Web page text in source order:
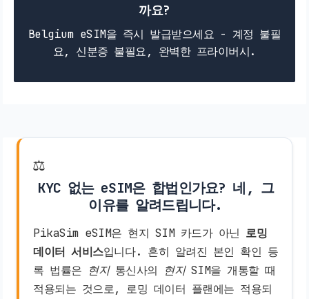
까요?
Belgium eSIM을 즉시 발급받으세요 - 계정 불필
요, 신분증 불필요, 완벽한 프라이버시.
⚖️
KYC 없는 eSIM은 합법인가요? 네, 그
이유를 알려드립니다.
PikaSim eSIM은 현지 SIM 카드가 아닌 로밍
데이터 서비스입니다. 흔히 알려진 본인 확인 등
록 법률은 현지통신사의 현지SIM을 개통할 때
적용되는 것으로, 로밍 데이터 플랜에는 적용되